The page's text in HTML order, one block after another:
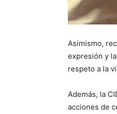
Asimismo,
expresión y
respeto a la
Además, la
acciones de